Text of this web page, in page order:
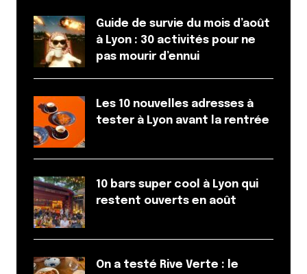
Guide de survie du mois d’août
à Lyon : 30 activités pour ne
pas mourir d’ennui
Les 10 nouvelles adresses à
tester à Lyon avant la rentrée
10 bars super cool à Lyon qui
restent ouverts en août
On a testé Rive Verte : le